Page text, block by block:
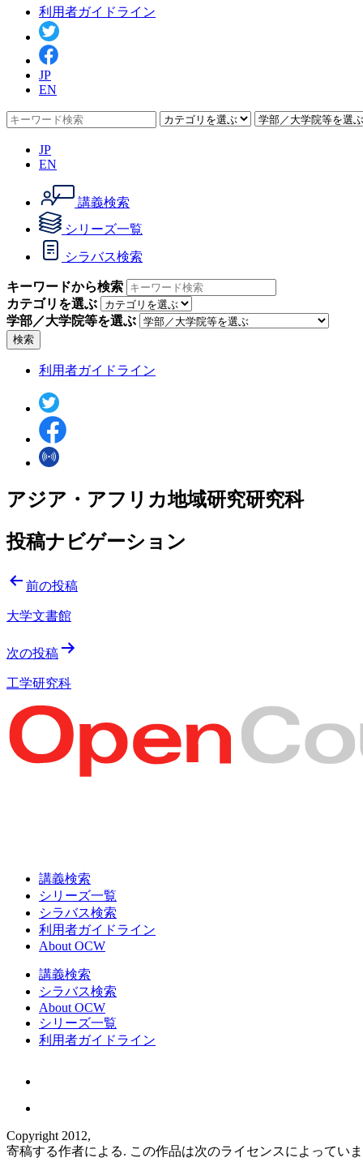
利用者ガイドライン
JP
EN
JP
EN
講義検索
シリーズ一覧
シラバス検索
キーワードから検索
カテゴリを選ぶ
学部／大学院等を選ぶ
検索
利用者ガイドライン
アジア・アフリカ地域研究研究科
投稿ナビゲーション
前の投稿
大学文書館
次の投稿
工学研究科
講義検索
シリーズ一覧
シラバス検索
利用者ガイドライン
About OCW
講義検索
シラバス検索
About OCW
シリーズ一覧
利用者ガイドライン
Copyright 2012,
寄稿する作者による. この作品は次のライセンスによってい